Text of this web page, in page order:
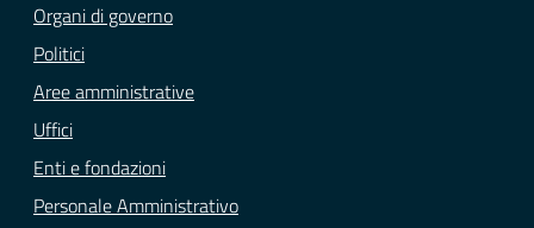
Organi di governo
Politici
Aree amministrative
Uffici
Enti e fondazioni
Personale Amministrativo